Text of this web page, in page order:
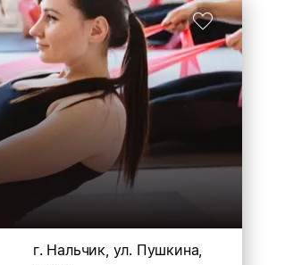
г. Нальчик, ул. Пушкина,